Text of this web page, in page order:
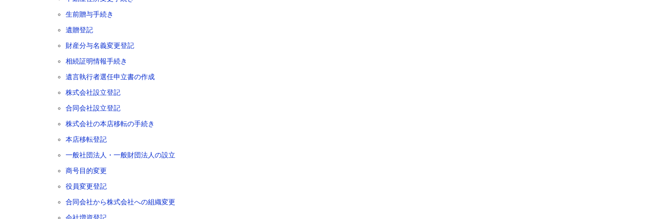
生前贈与手続き
遺贈登記
財産分与名義変更登記
相続証明情報手続き
遺言執行者選任申立書の作成
株式会社設立登記
合同会社設立登記
株式会社の本店移転の手続き
本店移転登記
一般社団法人・一般財団法人の設立
商号目的変更
役員変更登記
合同会社から株式会社への組織変更
会社増資登記